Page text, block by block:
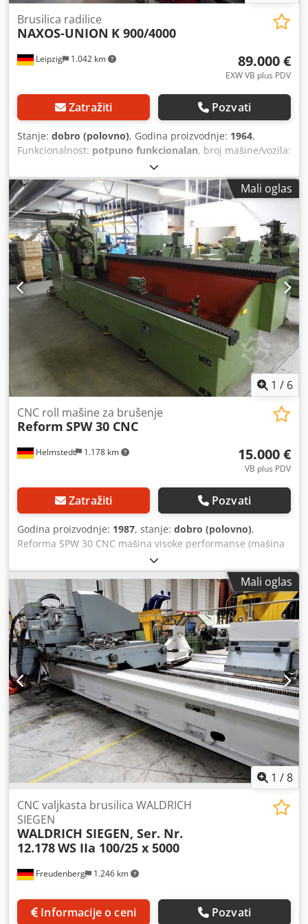
Leipzig 1.042 km
Brusilica radilice
NAXOS-UNION K 900/4000
89.000 €
EXW VB plus PDV
Zatražiti Pozvati
Stanje: dobro (polovno), Godina proizvodnje: 1964,
Funkcionalnost: potpuno funkcionalan, broj mašine/vozila:
, maksimalna težina obratka:
pomeranja ose X:4.200 mm, radni hod Z-ose:4.000 mm,
prečnik brušenja:1.100 mm, dužina brušenja: 4.000 mm,
Naxos Union brusilica radilica. Dužina brušenja 4000 mm.
Dkedjyl S N Hspfx Ac Ner
Mali oglas
1 / 6
Helmstedt 1.178 km
CNC roll mašine za brušenje
Reform SPW 30 CNC
15.000 €
VB plus PDV
Zatražiti Pozvati
Godina proizvodnje: 1987, stanje: dobro (polovno),
Reforma SPW 30 CNC mašina visoke performanse (mašina
za brušenje) Dsdpebq A Hujfx Ac Nokr Broj mašine: 3728-
87 Godina izgradnje: 1987 Brušenje dužine 2000 mm
Mali oglas
1 /8
Freudenberg 1.246 km
CNC valjkasta brusilica WALDRICH
SIEGEN
WALDRICH SIEGEN, Ser. Nr.
12.178WS IIa 100/25 x 5000
Informacije o ceni Pozvati